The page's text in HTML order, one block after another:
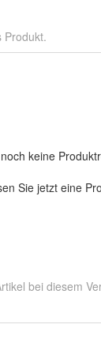
Produkt.
keine
Sie jetzt eine
bei diesem